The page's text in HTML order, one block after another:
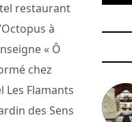
restaurant
à
« Ô
chez
Les Flamants
des Sens